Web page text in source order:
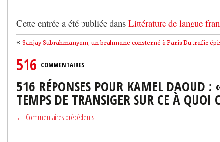
Cette entrée a été publiée dans Littérature de langue
Du trafic
« Sanjay Subrahmanyam, un brahmane consterné à Paris
516 COMMENTAIRES
516 RÉPONSES POUR KAMEL DAOUD :
TEMPS DE TRANSIGER SUR CE À QUOI
← Commentaires précédents